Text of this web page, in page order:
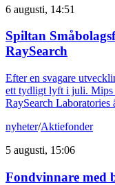
6 augusti, 14:51
Spiltan
RaySearch
Efter en svagare
ett tydligt lyft i juli. Mips
RaySearch
nyheter/Aktiefonder
5 augusti, 15:06
Fondvinnare med